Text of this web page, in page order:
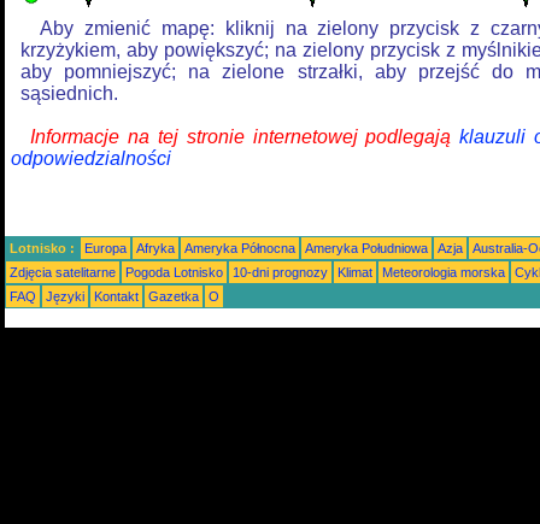
Aby zmienić mapę: kliknij na zielony przycisk z
krzyżykiem, aby powiększyć; na zielony przycisk z
aby pomniejszyć; na zielone strzałki, aby przejść do
sąsiednich.
Informacje na tej stronie internetowej podlegająklauzuli
odpowiedzialności
Lotnisko : Europa Afryka Ameryka Północna Ameryka Południowa Azja
Australia-
Zdjęcia satelitarne
Pogoda Lotnisko 10-dni prognozy Klimat Meteorologia morska
FAQ
Języki Kontakt Gazetka O